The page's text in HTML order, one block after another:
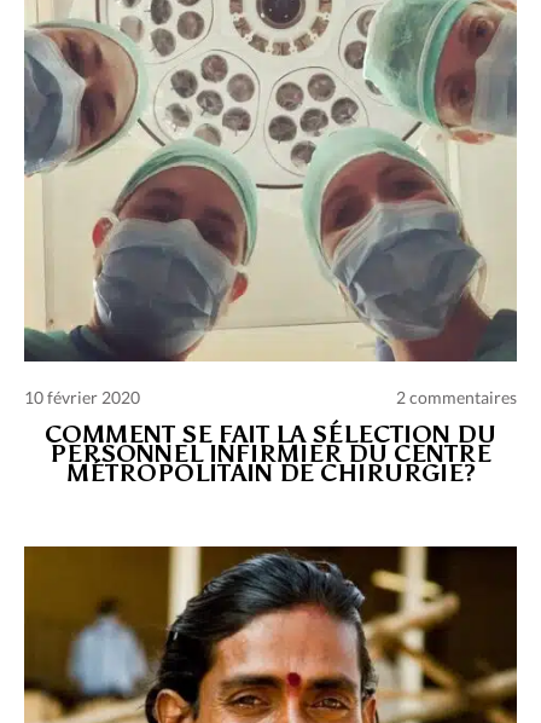
10 février 2020 2 commentaires
COMMENT SE FAIT LA SÉLECTION DU
PERSONNEL INFIRMIER DU CENTRE
MÉTROPOLITAIN DE CHIRURGIE?